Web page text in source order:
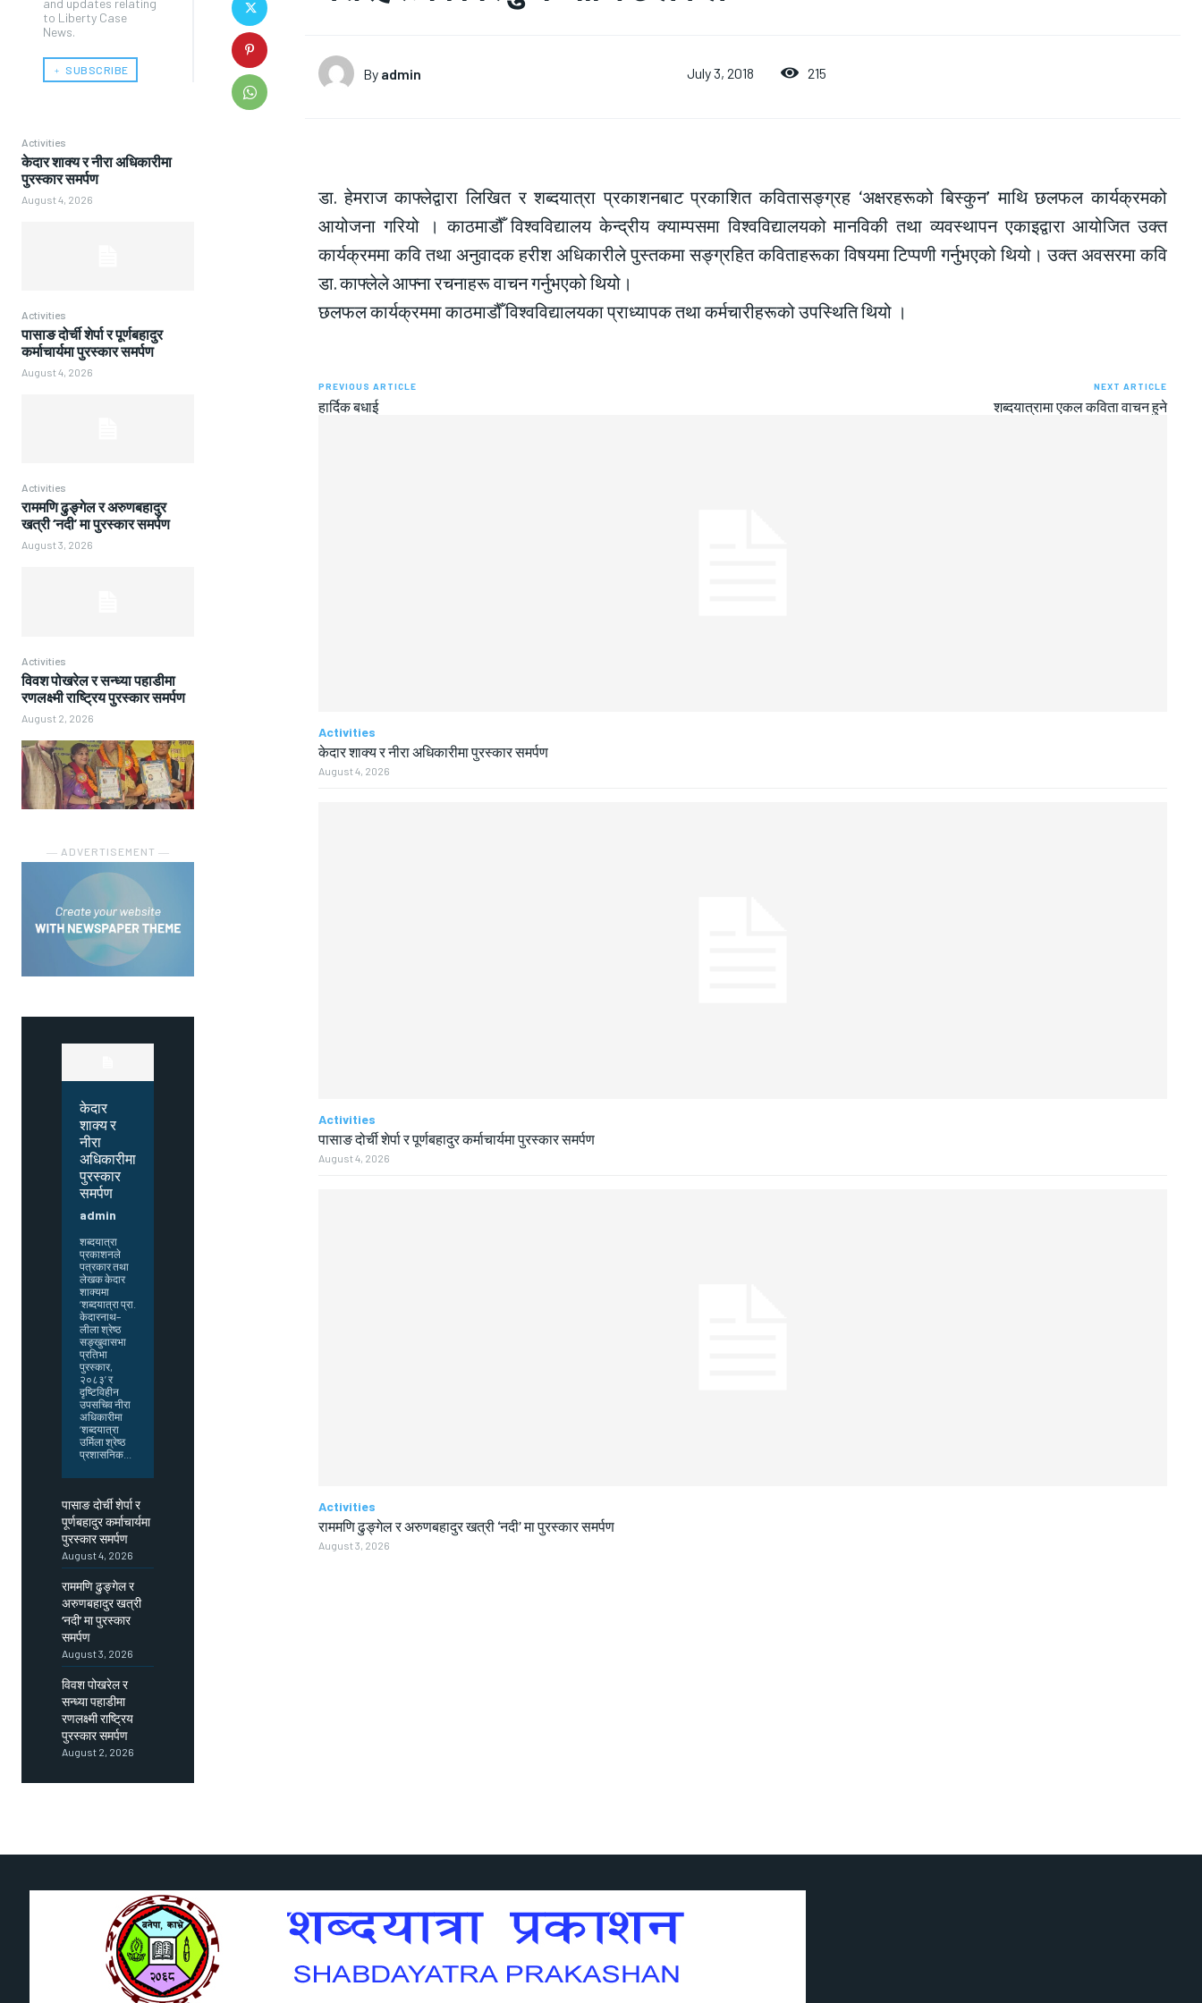
and updates relating
to Liberty Case
News.
﹢ SUBSCRIBE
Activities
केदार शाक्य र नीरा अधिकारीमा
पुरस्कार समर्पण
August 4, 2026
Activities
पासाङ दोर्ची शेर्पा र पूर्णबहादुर
कर्माचार्यमा पुरस्कार समर्पण
August 4, 2026
Activities
राममणि ढुङ्गेल र अरुणबहादुर
खत्री ‘नदी’ मा पुरस्कार समर्पण
August 3, 2026
Activities
विवश पोखरेल र सन्ध्या पहाडीमा
रणलक्ष्मी राष्ट्रिय पुरस्कार समर्पण
August 2, 2026
― ADVERTISEMENT ―
केदार
शाक्य र
नीरा
अधिकारीमा
पुरस्कार
समर्पण
admin
शब्दयात्रा
प्रकाशनले
पत्रकार तथा
लेखक केदार
शाक्यमा
‘शब्दयात्रा प्रा.
केदारनाथ–
लीला श्रेष्ठ
सङ्खुवासभा
प्रतिभा
पुरस्कार,
२०८३’ र
दृष्टिविहीन
उपसचिव नीरा
अधिकारीमा
‘शब्दयात्रा
उर्मिला श्रेष्ठ
प्रशासनिक...
पासाङ दोर्ची शेर्पा र
पूर्णबहादुर कर्माचार्यमा
पुरस्कार समर्पण
August 4, 2026
राममणि ढुङ्गेल र
अरुणबहादुर खत्री
‘नदी’ मा पुरस्कार
समर्पण
August 3, 2026
विवश पोखरेल र
सन्ध्या पहाडीमा
रणलक्ष्मी राष्ट्रिय
पुरस्कार समर्पण
August 2, 2026
By admin July 3, 2018 215
डा. हेमराज काफ्लेद्वारा लिखित र शब्दयात्रा प्रकाशनबाट प्रकाशित कवितासङ्ग्रह ‘अक्षरहरूको बिस्कुन’ माथि छलफल कार्यक्रमको
आयोजना गरियो । काठमाडौँ विश्वविद्यालय केन्द्रीय क्याम्पसमा विश्वविद्यालयको मानविकी तथा व्यवस्थापन एकाइद्वारा आयोजित उक्त
कार्यक्रममा कवि तथा अनुवादक हरीश अधिकारीले पुस्तकमा सङ्ग्रहित कविताहरूका विषयमा टिप्पणी गर्नुभएको थियो। उक्त अवसरमा कवि
डा. काफ्लेले आफ्ना रचनाहरू वाचन गर्नुभएको थियो।
छलफल कार्यक्रममा काठमाडौँ विश्वविद्यालयका प्राध्यापक तथा कर्मचारीहरूको उपस्थिति थियो ।
PREVIOUS ARTICLE
हार्दिक बधाई
NEXT ARTICLE
शब्दयात्रामा एकल कविता वाचन हुने
Activities
केदार शाक्य र नीरा अधिकारीमा पुरस्कार समर्पण
August 4, 2026
Activities
पासाङ दोर्ची शेर्पा र पूर्णबहादुर कर्माचार्यमा पुरस्कार समर्पण
August 4, 2026
Activities
राममणि ढुङ्गेल र अरुणबहादुर खत्री ‘नदी’ मा पुरस्कार समर्पण
August 3, 2026